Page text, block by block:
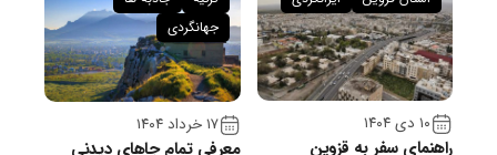
۱۰ دی ۱۴۰۴
راهنمای سفر به قزوین
۱۷ خرداد ۱۴۰۴
جهانگردی